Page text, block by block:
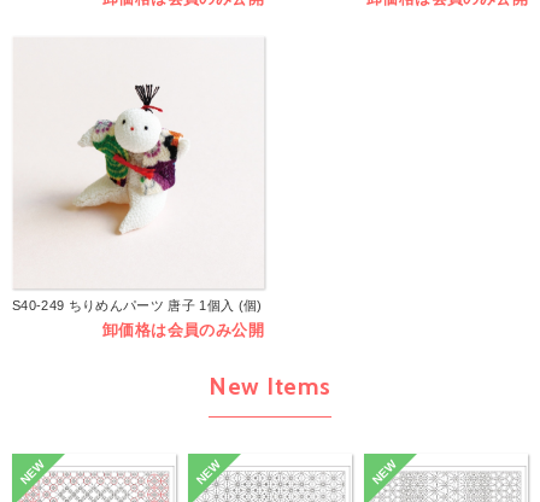
S40-249 ちりめんパーツ 唐子 1個入 (個)
卸価格は会員のみ公開
New Items
NEW NEW NEW